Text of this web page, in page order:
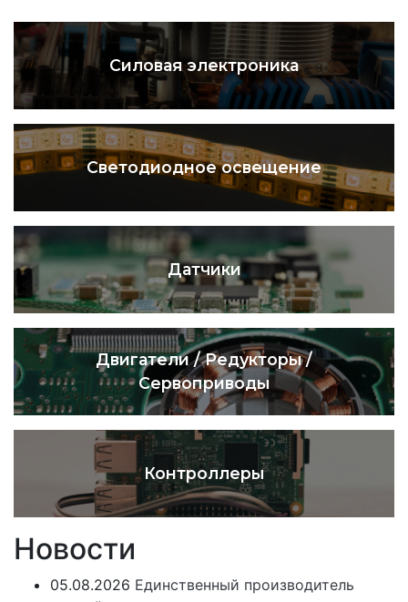
Силовая электроника
Светодиодное освещение
Датчики
Двигатели / Редукторы /
Сервоприводы
Контроллеры
Новости
05.08.2026 Единственный производитель